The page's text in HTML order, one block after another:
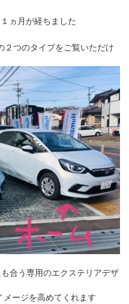
ヵ月が経ちました
２つのタイプをご覧いただけ
合う専用のエクステリアデザ
ージを高めてくれます